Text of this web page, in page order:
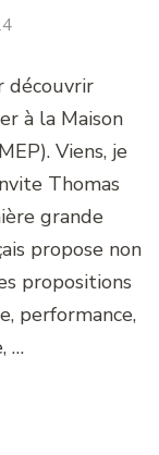
découvrir
à la Maison
Viens, je
Thomas
grande
propose non
propositions
performance,
…